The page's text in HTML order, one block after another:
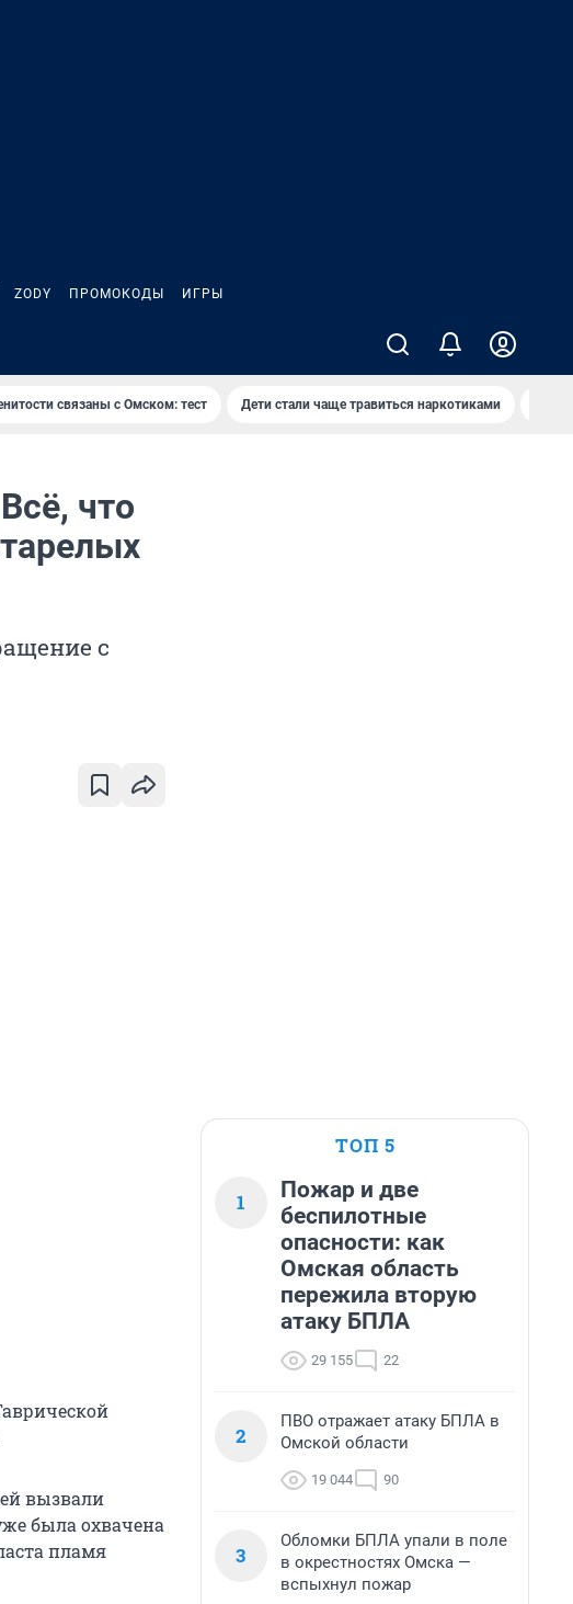
ZODY ПРОМОКОДЫ ИГРЫ
связаны с Омском: тест Дети стали чаще травиться наркотиками
что
с
вызвали
была охвачена
пламя
ТОП 5
1
Пожар и две
беспилотные
опасности: как
Омская область
пережила вторую
атаку БПЛА
29 155 22
2
ПВО отражает атаку БПЛА в
Омской области
19 044 90
3
Обломки БПЛА упали в поле
в окрестностях Омска —
вспыхнул пожар